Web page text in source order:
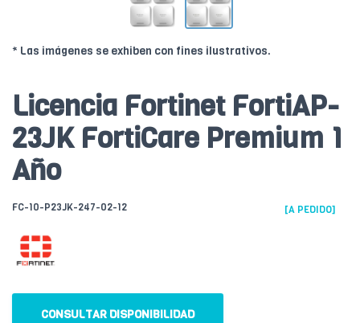
* Las imágenes se exhiben con fines ilustrativos.
Licencia Fortinet FortiAP-
23JK FortiCare Premium 1
Año
FC-10-P23JK-247-02-12 [A PEDIDO]
CONSULTAR DISPONIBILIDAD